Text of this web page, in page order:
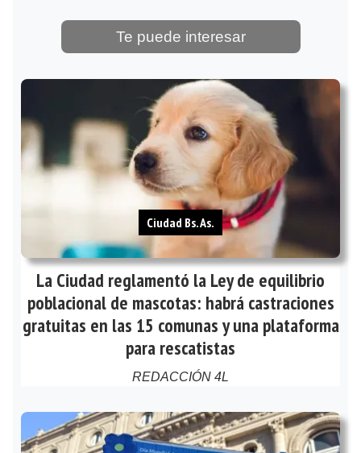
Te puede interesar
La Ciudad reglamentó la Ley de equilibrio
poblacional de mascotas: habrá castraciones
gratuitas en las 15 comunas y una plataforma
para rescatistas
REDACCIÓN 4L
Ciudad Bs. As.